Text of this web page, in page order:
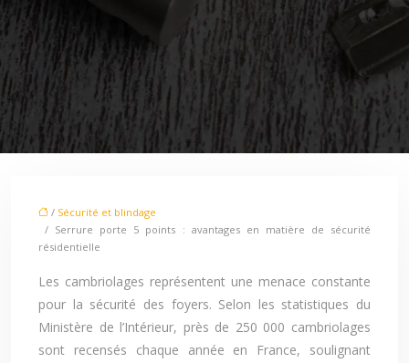
/ Sécurité et blindage
/ Serrure porte 5 points : avantages en matière de sécurité
résidentielle
Les cambriolages représentent une menace constante
pour la sécurité des foyers. Selon les statistiques du
Ministère de l’Intérieur, près de 250 000 cambriolages
sont recensés chaque année en France, soulignant